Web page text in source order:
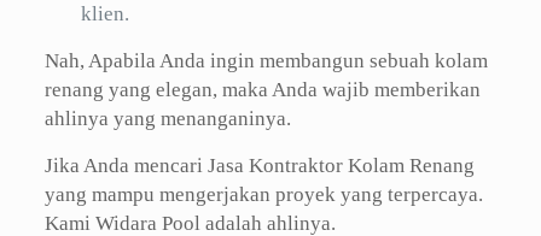
klien.
Nah, Apabila Anda ingin membangun sebuah kolam
renang yang elegan, maka Anda wajib memberikan
ahlinya yang menanganinya.
Jika Anda mencari Jasa Kontraktor Kolam Renang
yang mampu mengerjakan proyek yang terpercaya.
Kami Widara Pool adalah ahlinya.